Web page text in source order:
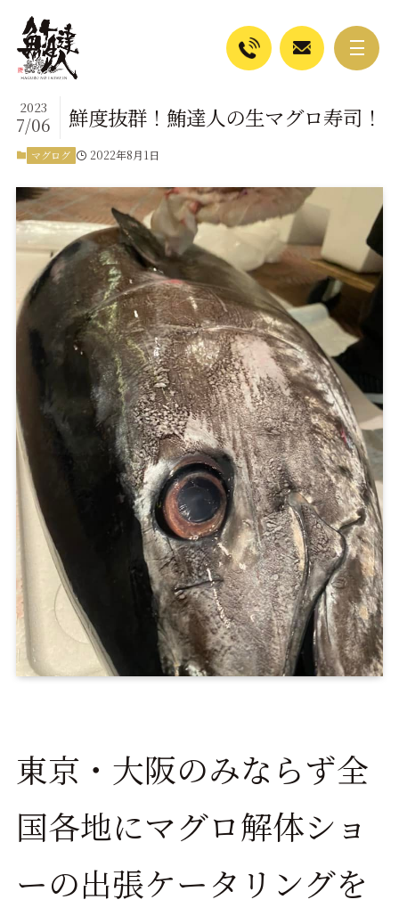
鮮度抜群！鮪達人の生マグロ寿司！
2023
7/06
マグログ 2022年8月1日
東京・大阪のみならず全
国各地にマグロ解体ショ
ーの出張ケータリングを